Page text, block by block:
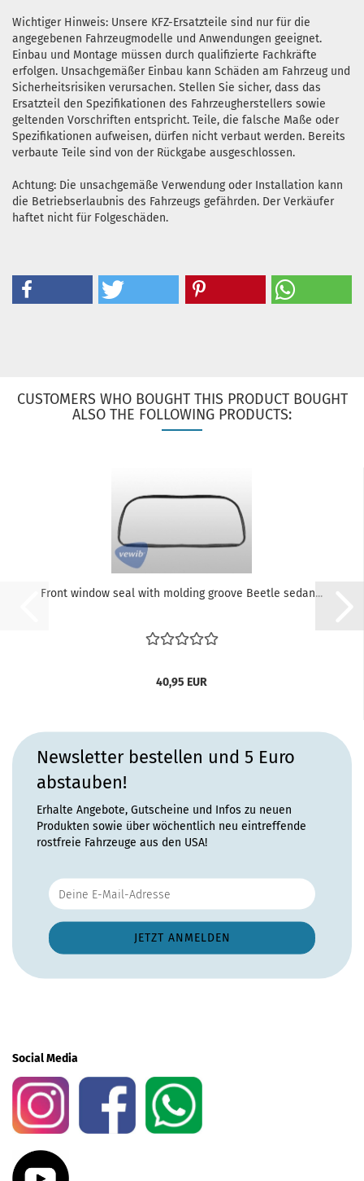
Wichtiger Hinweis: Unsere KFZ-Ersatzteile sind nur für die
angegebenen Fahrzeugmodelle und Anwendungen geeignet.
Einbau und Montage müssen durch qualifizierte Fachkräfte
erfolgen. Unsachgemäßer Einbau kann Schäden am Fahrzeug und
Sicherheitsrisiken verursachen. Stellen Sie sicher, dass das
Ersatzteil den Spezifikationen des Fahrzeugherstellers sowie
geltenden Vorschriften entspricht. Teile, die falsche Maße oder
Spezifikationen aufweisen, dürfen nicht verbaut werden. Bereits
verbaute Teile sind von der Rückgabe ausgeschlossen.
Achtung: Die unsachgemäße Verwendung oder Installation kann
die Betriebserlaubnis des Fahrzeugs gefährden. Der Verkäufer
haftet nicht für Folgeschäden.
CUSTOMERS WHO BOUGHT THIS PRODUCT BOUGHT
ALSO THE FOLLOWING PRODUCTS:
Front window seal with molding groove Beetle sedan...
40,95 EUR
Newsletter bestellen und 5 Euro
abstauben!
Erhalte Angebote, Gutscheine und Infos zu neuen
Produkten sowie über wöchentlich neu eintreffende
rostfreie Fahrzeuge aus den USA!
Social Media